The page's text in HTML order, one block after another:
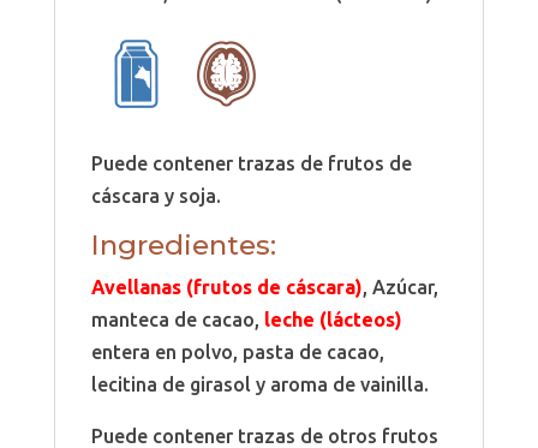
Puede contener trazas de frutos de
cáscara y soja.
Ingredientes:
Avellanas (frutos de cáscara), Azúcar,
manteca de cacao, leche (lácteos)
entera en polvo, pasta de cacao,
lecitina de girasol y aroma de vainilla.
Puede contener trazas de otros frutos